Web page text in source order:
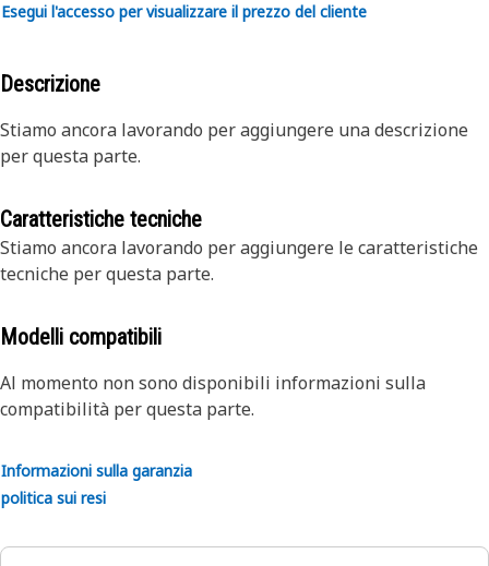
Esegui l'accesso per visualizzare il prezzo del cliente
Descrizione
Stiamo ancora lavorando per aggiungere una descrizione
per questa parte.
Caratteristiche tecniche
Stiamo ancora lavorando per aggiungere le caratteristiche
tecniche per questa parte.
Modelli compatibili
Al momento non sono disponibili informazioni sulla
compatibilità per questa parte.
Informazioni sulla garanzia
politica sui resi